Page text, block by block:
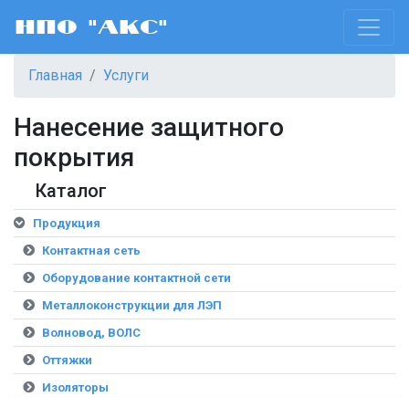
НПО "АКС"
Главная Услуги
Нанесение защитного
покрытия
Каталог
Продукция
Контактная сеть
Оборудование контактной сети
Металлоконструкции для ЛЭП
Волновод, ВОЛС
Оттяжки
Изоляторы